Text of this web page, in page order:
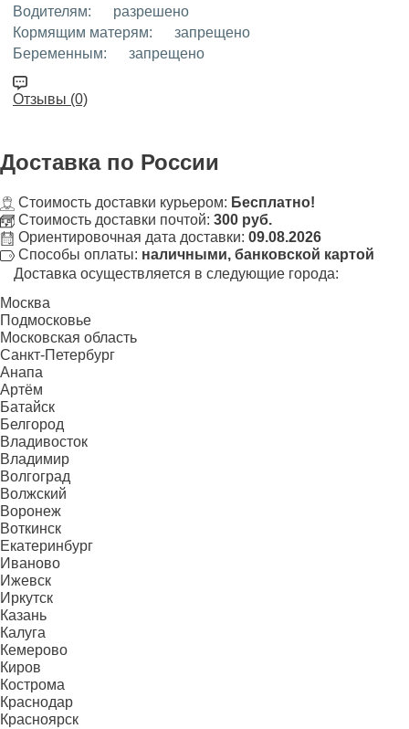
Водителям:
разрешено
Кормящим матерям:
запрещено
Беременным:
запрещено
Отзывы (0)
Доставка по России
Стоимость доставки курьером: Бесплатно!
Стоимость доставки почтой: 300 руб.
Ориентировочная дата доставки: 09.08.2026
Способы оплаты: наличными, банковской картой
Доставка осуществляется в следующие города:
Москва
Подмосковье
Московская область
Санкт-Петербург
Анапа
Артём
Батайск
Белгород
Владивосток
Владимир
Волгоград
Волжский
Воронеж
Воткинск
Екатеринбург
Иваново
Ижевск
Иркутск
Казань
Калуга
Кемерово
Киров
Кострома
Краснодар
Красноярск